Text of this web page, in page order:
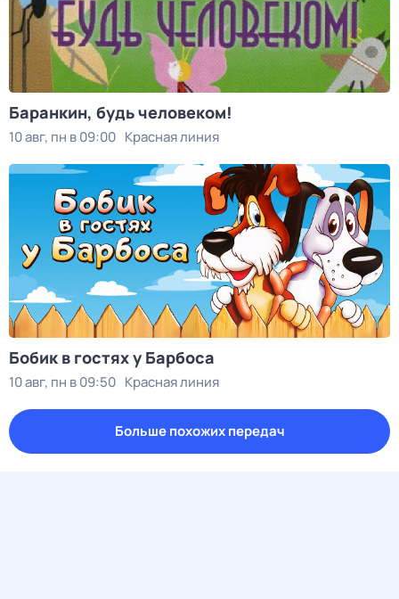
Баранкин, будь человеком!
10 авг, пн в 09:00 Красная линия
Бобик в гостях у Барбоса
10 авг, пн в 09:50 Красная линия
Больше похожих передач